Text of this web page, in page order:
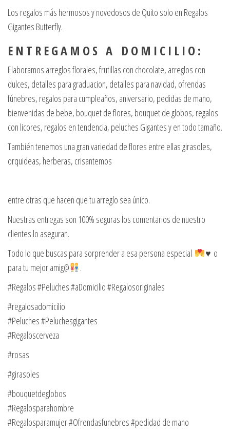
Los regalos más hermosos y novedosos de Quito solo en Regalos
Gigantes Butterfly.
E N T R E G A M O S A D O M I C I L I O :
Elaboramos arreglos florales, frutillas con chocolate, arreglos con
dulces, detalles para graduacion, detalles para navidad, ofrendas
fúnebres, regalos para cumpleaños, aniversario, pedidas de mano,
bienvenidas de bebe, bouquet de flores, bouquet de globos, regalos
con licores, regalos en tendencia, peluches Gigantes y en todo tamaño.
También tenemos una gran variedad de flores entre ellas girasoles,
orquideas, herberas, crisantemos
entre otras que hacen que tu arreglo sea único.
Nuestras entregas son 100% seguras los comentarios de nuestro
clientes lo aseguran.
Todo lo que buscas para sorprender a esa persona especial
♥️ o
para tu mejor amig@
.
#Regalos #Peluches #aDomicilio #Regalosoriginales
#regalosadomicilio
#Peluches #Peluchesgigantes
#Regaloscerveza
#rosas
#girasoles
#bouquetdeglobos
#Regalosparahombre
#Regalosparamujer #Ofrendasfunebres #pedidad de mano